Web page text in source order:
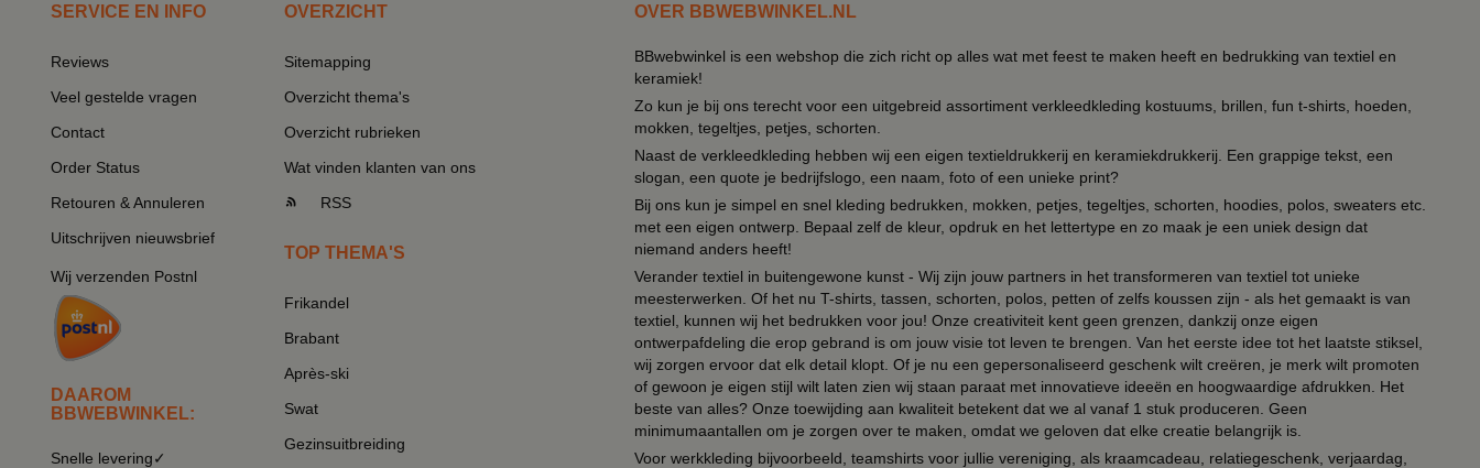
SERVICE EN INFO
Reviews
Veel gestelde vragen
Contact
Order Status
Retouren & Annuleren
Uitschrijven nieuwsbrief
Wij verzenden Postnl
DAAROM
BBWEBWINKEL:
Snelle levering✓
OVERZICHT
Sitemapping
Overzicht thema's
Overzicht rubrieken
Wat vinden klanten van ons
RSS
TOP THEMA'S
Frikandel
Brabant
Après-ski
Swat
Gezinsuitbreiding
OVER BBWEBWINKEL.NL
BBwebwinkel is een webshop die zich richt op alles wat met feest te maken heeft en bedrukking van textiel en
keramiek!
Zo kun je bij ons terecht voor een uitgebreid assortiment verkleedkleding kostuums, brillen, fun t-shirts, hoeden,
mokken, tegeltjes, petjes, schorten.
Naast de verkleedkleding hebben wij een eigen textieldrukkerij en keramiekdrukkerij. Een grappige tekst, een
slogan, een quote je bedrijfslogo, een naam, foto of een unieke print?
Bij ons kun je simpel en snel kleding bedrukken, mokken, petjes, tegeltjes, schorten, hoodies, polos, sweaters etc.
met een eigen ontwerp. Bepaal zelf de kleur, opdruk en het lettertype en zo maak je een uniek design dat
niemand anders heeft!
Verander textiel in buitengewone kunst - Wij zijn jouw partners in het transformeren van textiel tot unieke
meesterwerken. Of het nu T-shirts, tassen, schorten, polos, petten of zelfs koussen zijn - als het gemaakt is van
textiel, kunnen wij het bedrukken voor jou! Onze creativiteit kent geen grenzen, dankzij onze eigen
ontwerpafdeling die erop gebrand is om jouw visie tot leven te brengen. Van het eerste idee tot het laatste stiksel,
wij zorgen ervoor dat elk detail klopt. Of je nu een gepersonaliseerd geschenk wilt creëren, je merk wilt promoten
of gewoon je eigen stijl wilt laten zien wij staan paraat met innovatieve ideeën en hoogwaardige afdrukken. Het
beste van alles? Onze toewijding aan kwaliteit betekent dat we al vanaf 1 stuk produceren. Geen
minimumaantallen om je zorgen over te maken, omdat we geloven dat elke creatie belangrijk is.
Voor werkkleding bijvoorbeeld, teamshirts voor jullie vereniging, als kraamcadeau, relatiegeschenk, verjaardag,